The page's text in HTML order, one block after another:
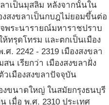
ลาเป็นมุสลิม หลังจากนั้นใน
งสงขลาเป็นกบฎไม่ยอมขึ้นต่อ
พระนารายณ์มหาราชปราบ
ทรุดโทรม และตกเป็นเมือง
. 2242 - 2319 เมืองสงขลา
เรียกว่า เมืองสงขลาฝั่ง
เมืองสงขลาปัจจุบัน
งขนาดใหญ่ ในสมัยกรุงธนบุรี
เมื่อ พ.ศ. 2310 ประเทศ